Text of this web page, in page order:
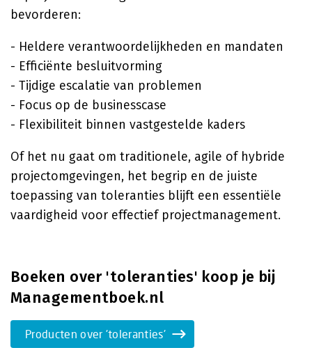
bevorderen:
- Heldere verantwoordelijkheden en mandaten
- Efficiënte besluitvorming
- Tijdige escalatie van problemen
- Focus op de businesscase
- Flexibiliteit binnen vastgestelde kaders
Of het nu gaat om traditionele, agile of hybride
projectomgevingen, het begrip en de juiste
toepassing van toleranties blijft een essentiële
vaardigheid voor effectief projectmanagement.
Boeken over 'toleranties' koop je bij
Managementboek.nl
Producten over 'toleranties'